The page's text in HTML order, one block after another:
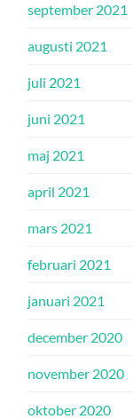
september 2021
augusti 2021
juli 2021
juni 2021
maj 2021
april 2021
mars 2021
februari 2021
januari 2021
december 2020
november 2020
oktober 2020